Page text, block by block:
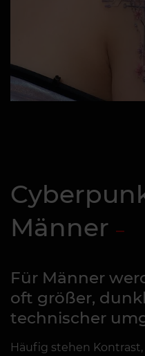
Männer
Für Männer
oft größer,
technischer
Häufig stehen